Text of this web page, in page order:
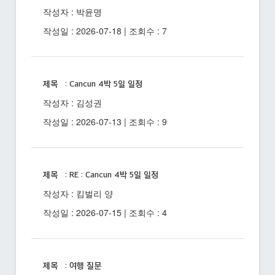
작성자 : 박윤명
작성일 : 2026-07-18 | 조회수 : 7
제목 : Cancun 4박 5일 일정
작성자 : 김성권
작성일 : 2026-07-13 | 조회수 : 9
제목 : RE : Cancun 4박 5일 일정
작성자 : 킴벌리 양
작성일 : 2026-07-15 | 조회수 : 4
제목 : 여행 질문